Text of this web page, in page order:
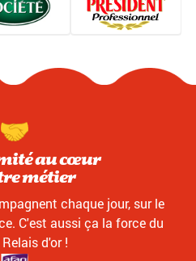
au cœur
métier
chaque jour, sur le
C'est aussi ça la force du
d'or !